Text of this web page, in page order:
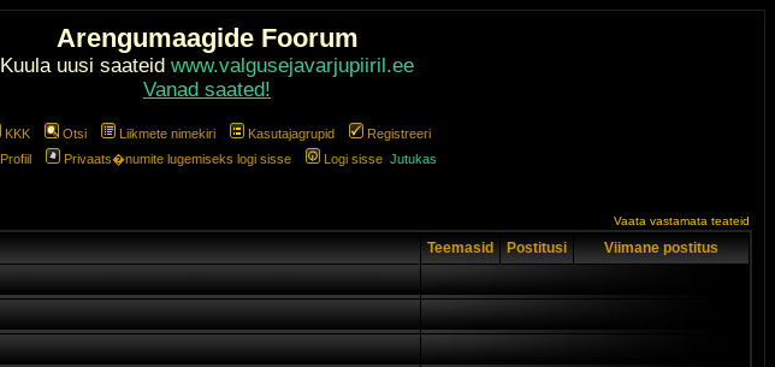
Arengumaagide Foorum
Kuula uusi saateid www.valgusejavarjupiiril.ee
Vanad saated!
KKK Otsi Liikmete nimekiri Kasutajagrupid
Registreeri
Profiil
Privaats�numite lugemiseks logi sisse Logi sisse Jutukas
Vaata vastamata teateid
Teemasid Postitusi
Viimane postitus